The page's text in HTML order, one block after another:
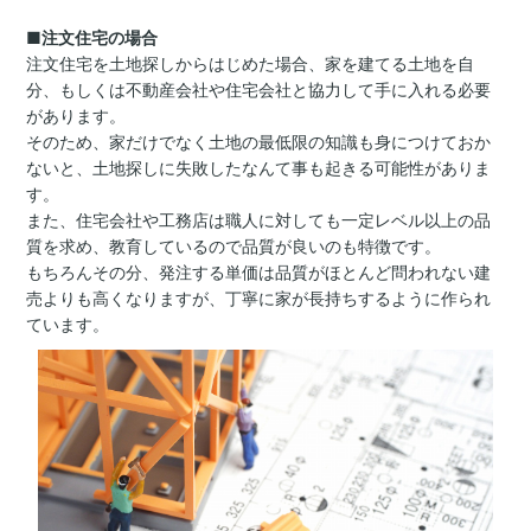
■注文住宅の場合
注文住宅を土地探しからはじめた場合、家を建てる土地を自
分、もしくは不動産会社や住宅会社と協力して手に入れる必要
があります。
そのため、家だけでなく土地の最低限の知識も身につけておか
ないと、土地探しに失敗したなんて事も起きる可能性がありま
す。
また、住宅会社や工務店は職人に対しても一定レベル以上の品
質を求め、教育しているので品質が良いのも特徴です。
もちろんその分、発注する単価は品質がほとんど問われない建
売よりも高くなりますが、丁寧に家が長持ちするように作られ
ています。